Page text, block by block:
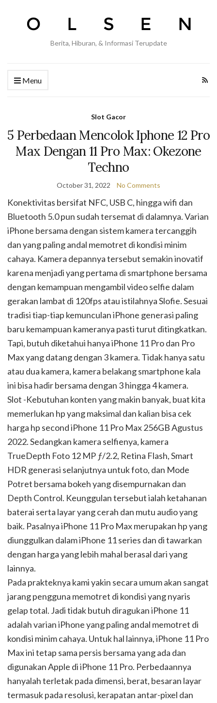
Berita, Hiburan, & Informasi Terupdate
Menu
Slot Gacor
5 Perbedaan Mencolok Iphone 12 Pro
Max Dengan 11 Pro Max: Okezone
Techno
October 31, 2022 No Comments
Konektivitas bersifat NFC, USB C, hingga wifi dan
Bluetooth 5.0 pun sudah tersemat di dalamnya. Varian
iPhone bersama dengan sistem kamera tercanggih
dan yang paling andal memotret di kondisi minim
cahaya. Kamera depannya tersebut semakin inovatif
karena menjadi yang pertama di smartphone bersama
dengan kemampuan mengambil video selfie dalam
gerakan lambat di 120fps atau istilahnya Slofie. Sesuai
tradisi tiap-tiap kemunculan iPhone generasi paling
baru kemampuan kameranya pasti turut ditingkatkan.
Tapi, butuh diketahui hanya iPhone 11 Pro dan Pro
Max yang datang dengan 3 kamera. Tidak hanya satu
atau dua kamera, kamera belakang smartphone kala
ini bisa hadir bersama dengan 3 hingga 4 kamera.
Slot -Kebutuhan konten yang makin banyak, buat kita
memerlukan hp yang maksimal dan kalian bisa cek
harga hp second iPhone 11 Pro Max 256GB Agustus
2022. Sedangkan kamera selfienya, kamera
TrueDepth Foto 12 MP ƒ/2.2, Retina Flash, Smart
HDR generasi selanjutnya untuk foto, dan Mode
Potret bersama bokeh yang disempurnakan dan
Depth Control. Keunggulan tersebut ialah ketahanan
baterai serta layar yang cerah dan mutu audio yang
baik. Pasalnya iPhone 11 Pro Max merupakan hp yang
diunggulkan dalam iPhone 11 series dan di tawarkan
dengan harga yang lebih mahal berasal dari yang
lainnya.
Pada prakteknya kami yakin secara umum akan sangat
jarang pengguna memotret di kondisi yang nyaris
gelap total. Jadi tidak butuh diragukan iPhone 11
adalah varian iPhone yang paling andal memotret di
kondisi minim cahaya. Untuk hal lainnya, iPhone 11 Pro
Max ini tetap sama persis bersama yang ada dan
digunakan Apple di iPhone 11 Pro. Perbedaannya
hanyalah terletak pada dimensi, berat, besaran layar
termasuk pada resolusi, kerapatan antar-pixel dan